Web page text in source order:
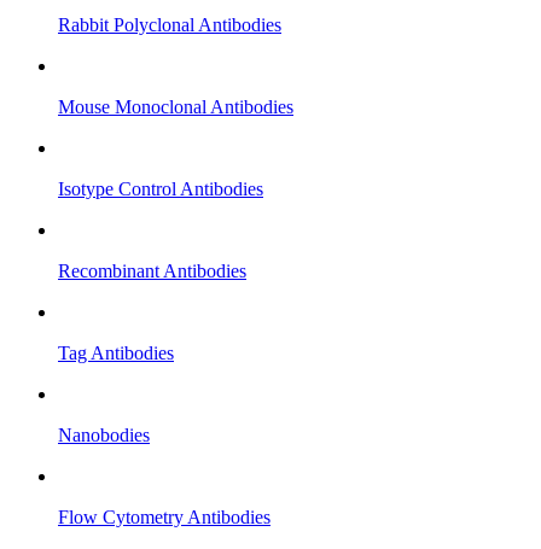
Rabbit Polyclonal Antibodies
Mouse Monoclonal Antibodies
Isotype Control Antibodies
Recombinant Antibodies
Tag Antibodies
Nanobodies
Flow Cytometry Antibodies